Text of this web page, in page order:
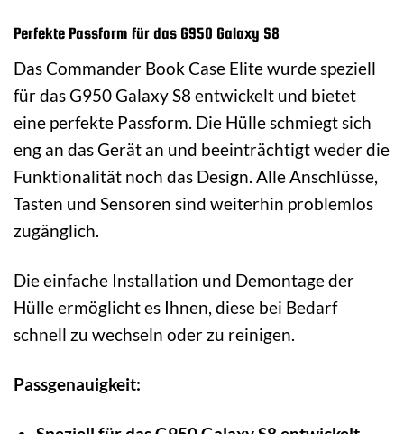
Perfekte Passform für das G950 Galaxy S8
Das Commander Book Case Elite wurde speziell
für das G950 Galaxy S8 entwickelt und bietet
eine perfekte Passform. Die Hülle schmiegt sich
eng an das Gerät an und beeinträchtigt weder die
Funktionalität noch das Design. Alle Anschlüsse,
Tasten und Sensoren sind weiterhin problemlos
zugänglich.
Die einfache Installation und Demontage der
Hülle ermöglicht es Ihnen, diese bei Bedarf
schnell zu wechseln oder zu reinigen.
Passgenauigkeit: